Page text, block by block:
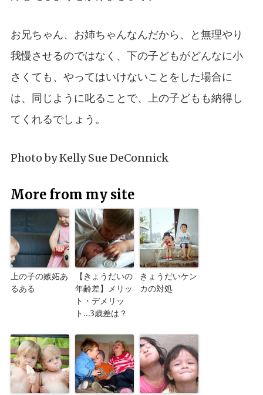
お兄ちゃん、お姉ちゃんなんだから、と無理やり
我慢させるのではなく、下の子どもがどんなに小
さくても、やってはいけないことをした場合に
は、同じように叱ることで、上の子どもも納得し
てくれるでしょう。
Photo byKelly Sue DeConnick
More from my site
上の子の嫉妬あ
るある
【きょうだいの
年齢差】メリッ
ト・デメリッ
ト…3歳差は？
きょうだいケン
カの対処